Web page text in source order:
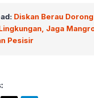
Diskan Berau
Jaga
Pesisir